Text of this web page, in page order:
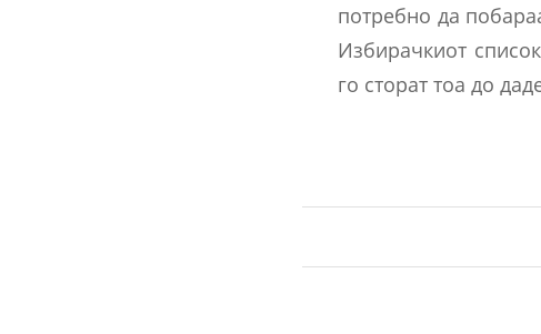
потребно да
Избирачкиот
го сторат тоа до